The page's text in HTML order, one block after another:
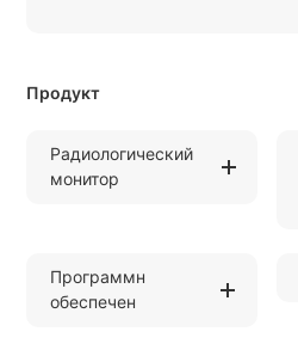
Продукт
Радиологический
монитор
Программн
обеспечен